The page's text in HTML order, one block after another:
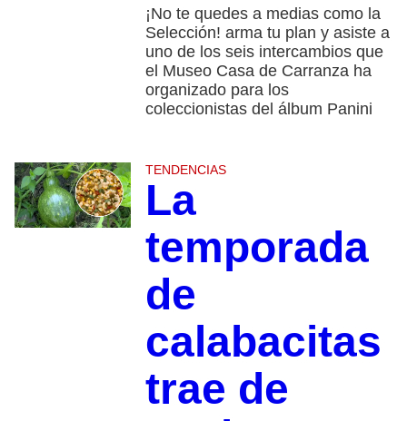
¡No te quedes a medias como la
Selección! arma tu plan y asiste a
uno de los seis intercambios que
el Museo Casa de Carranza ha
organizado para los
coleccionistas del álbum Panini
TENDENCIAS
La
temporada
de
calabacitas
trae de